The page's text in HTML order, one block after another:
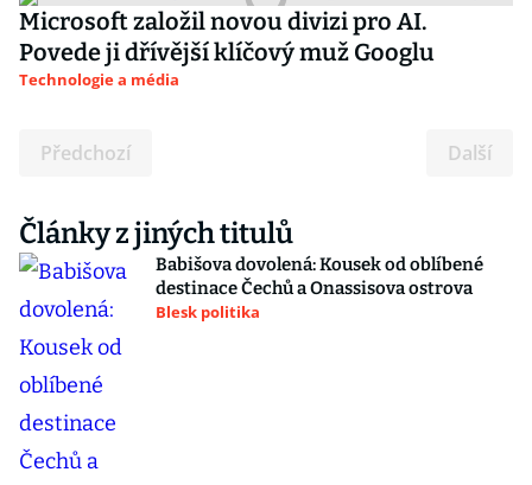
Microsoft založil novou divizi pro AI.
Povede ji dřívější klíčový muž Googlu
Technologie a média
Předchozí Další
Články z jiných titulů
Babišova dovolená: Kousek od oblíbené
destinace Čechů a Onassisova ostrova
Blesk politika